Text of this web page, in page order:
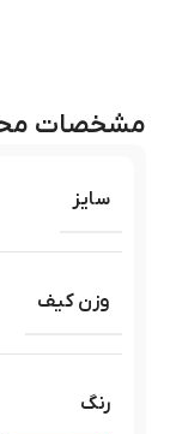
مشخصات
سایز
وزن کیف
رنگ